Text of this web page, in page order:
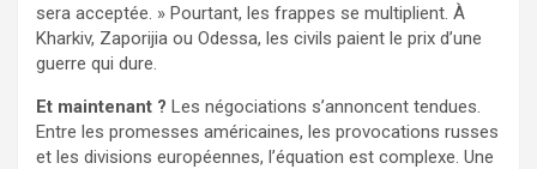
sera acceptée. » Pourtant, les frappes se multiplient. À
Kharkiv, Zaporijia ou Odessa, les civils paient le prix d’une
guerre qui dure.
Et maintenant ? Les négociations s’annoncent tendues.
Entre les promesses américaines, les provocations russes
et les divisions européennes, l’équation est complexe. Une